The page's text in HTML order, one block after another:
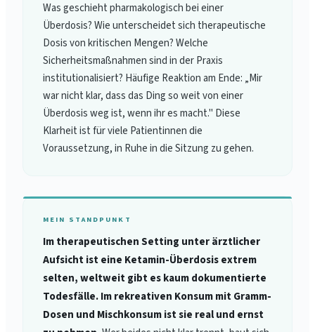
Was geschieht pharmakologisch bei einer
Überdosis? Wie unterscheidet sich therapeutische
Dosis von kritischen Mengen? Welche
Sicherheitsmaßnahmen sind in der Praxis
institutionalisiert? Häufige Reaktion am Ende: „Mir
war nicht klar, dass das Ding so weit von einer
Überdosis weg ist, wenn ihr es macht." Diese
Klarheit ist für viele Patientinnen die
Voraussetzung, in Ruhe in die Sitzung zu gehen.
MEIN STANDPUNKT
Im therapeutischen Setting unter ärztlicher
Aufsicht ist eine Ketamin-Überdosis extrem
selten, weltweit gibt es kaum dokumentierte
Todesfälle. Im rekreativen Konsum mit Gramm-
Dosen und Mischkonsum ist sie real und ernst